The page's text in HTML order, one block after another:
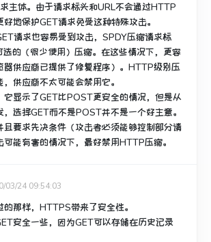
主体。 由于请求标头和URL不会通过HTTP
地保护GET请求免受这种特殊攻击。
请求也容易受到攻击，SPDY压缩请求标
的（很少使用）压缩。 在这些情况下，更容
供应商已提供了修复程序）。 HTTP级别压
供应商不太可能会禁用它。
它显示了GET比POST更安全的情况，但是从
选择GET而不是POST并不是一个好主意。
且要求先决条件（攻击者必须能够控制部分请
可能有害的情况下，最好禁用HTTP压缩。
03/24 09:54:03
那样，HTTPS带来了安全性。
安全一些，因为GET可以存储在历史记录